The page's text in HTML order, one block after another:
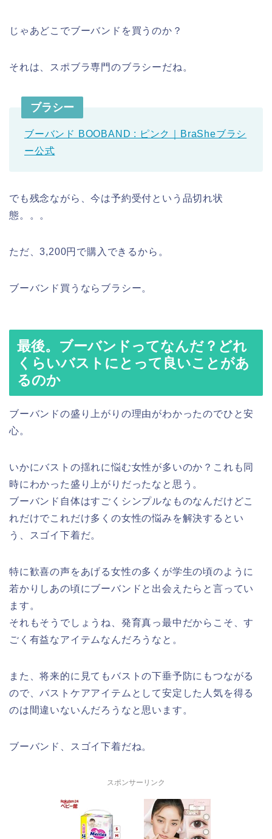
じゃあどこでブーバンドを買うのか？
それは、スポブラ専門のブラシーだね。
ブラシー
ブーバンド BOOBAND : ピンク｜BraSheブラシ
ー公式
でも残念ながら、今は予約受付という品切れ状
態。。。
ただ、3,200円で購入できるから。
ブーバンド買うならブラシー。
最後。ブーバンドってなんだ？どれ
くらいバストにとって良いことがあ
るのか
ブーバンドの盛り上がりの理由がわかったのでひと安
心。
いかにバストの揺れに悩む女性が多いのか？これも同
時にわかった盛り上がりだったなと思う。
ブーバンド自体はすごくシンプルなものなんだけどこ
れだけでこれだけ多くの女性の悩みを解決するとい
う、スゴイ下着だ。
特に歓喜の声をあげる女性の多くが学生の頃のように
若かりしあの頃にブーバンドと出会えたらと言ってい
ます。
それもそうでしょうね、発育真っ最中だからこそ、す
ごく有益なアイテムなんだろうなと。
また、将来的に見てもバストの下垂予防にもつながる
ので、バストケアアイテムとして安定した人気を得る
のは間違いないんだろうなと思います。
ブーバンド、スゴイ下着だね。
スポンサーリンク